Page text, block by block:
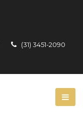
(31) 3451-2090